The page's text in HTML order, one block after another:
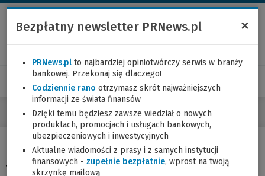
Jesień w bankach, ceny w górę
×
Bezpłatny newsletter PRNews.pl
PRNews.pl to najbardziej opiniotwórczy serwis w branży
bankowej. Przekonaj się dlaczego!
Codziennie rano otrzymasz skrót najważniejszych
informacji ze świata finansów
Dzięki temu będziesz zawsze wiedział o nowych
produktach, promocjach i usługach bankowych,
ubezpieczeniowych i inwestycyjnych
Aktualne wiadomości z prasy i z samych instytucji
finansowych - zupełnie bezpłatnie, wprost na twoją
skrzynkę mailową